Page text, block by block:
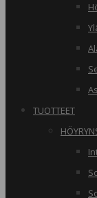
TUOTTEET